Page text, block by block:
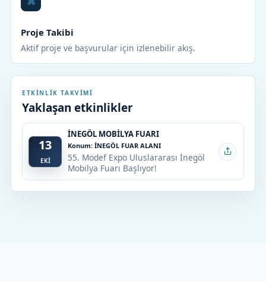
Proje Takibi
Aktif proje ve başvurular için izlenebilir akış.
ETKINLIK TAKVIMI
Yaklaşan etkinlikler
13
EKİ
İNEGÖL MOBİLYA FUARI
Konum: İNEGÖL FUAR ALANI
55. Modef Expo Uluslararası İnegöl
Mobilya Fuarı Başlıyor!